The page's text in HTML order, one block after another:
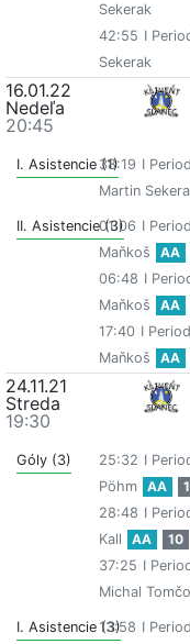
Sekerak
42:55 I
Sekerak
16.01.22
Nedeľa
20:45
I. Asistencie (1)38:19 I
Martin
II. Asistencie (3)
01:06 I
Maňkoš
AA
06:48 I
Maňkoš
AA
17:40 I
Maňkoš
AA
24.11.21
Streda
19:30
Góly (3) 25:32 I
Pöhm
AA
28:48 I
Kall
AA 10
37:25 I
Michal Tomčo
I. Asistencie (3)
13:58 I